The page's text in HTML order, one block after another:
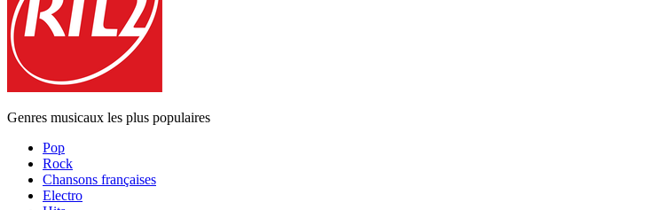
Genres musicaux les plus populaires
Pop
Rock
Chansons françaises
Electro